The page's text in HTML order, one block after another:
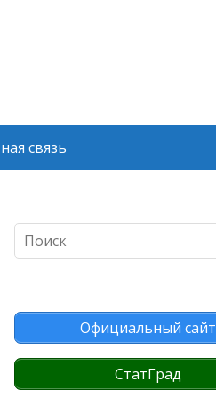
связь
Официальный сайт
СтатГрад